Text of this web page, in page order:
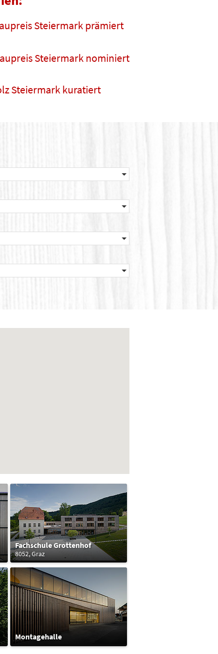
Steiermark prämiert
Steiermark nominiert
Steiermark kuratiert
Fachschule Grottenhof
8052, Graz
Montagehalle